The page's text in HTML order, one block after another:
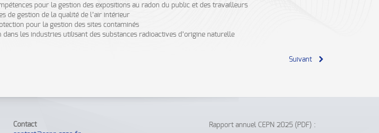
pour la gestion des expositions au radon du public et des travailleurs
de gestion de la qualité de l’air intérieur
pour la gestion des sites contaminés
les industries utilisant des substances radioactives d’origine naturelle
Suivant
Contact
Rapport annuel CEPN 2025 (PDF) :